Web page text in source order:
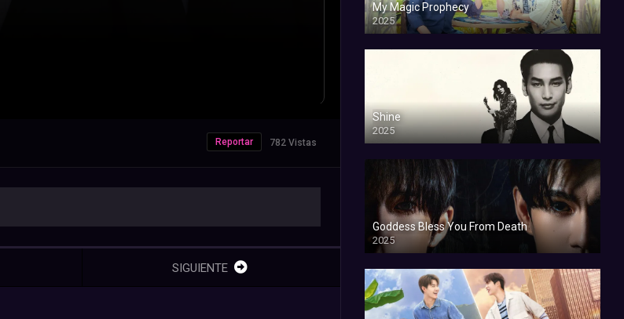
782 Vistas
Reportar
SIGUIENTE
My Magic Prophecy
2025
Shine
2025
Goddess Bless You From Death
2025